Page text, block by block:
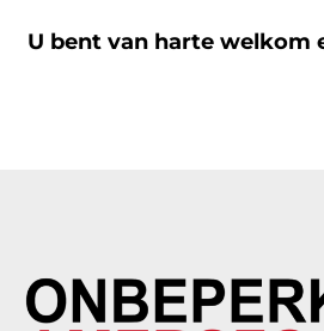
U bent van harte welkom